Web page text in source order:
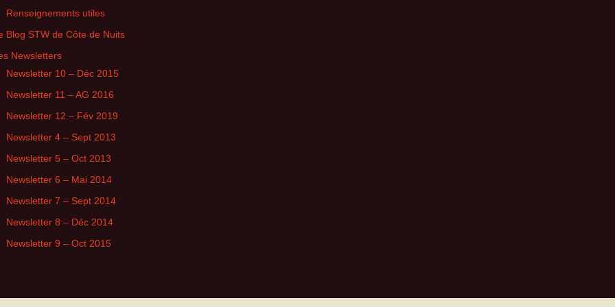
Renseignements utiles
Blog STW de Côte de Nuits
Newsletters
Newsletter 10 – Déc 2015
Newsletter 11 – AG 2016
Newsletter 12 – Fév 2019
Newsletter 4 – Sept 2013
Newsletter 5 – Oct 2013
Newsletter 6 – Mai 2014
Newsletter 7 – Sept 2014
Newsletter 8 – Déc 2014
Newsletter 9 – Oct 2015